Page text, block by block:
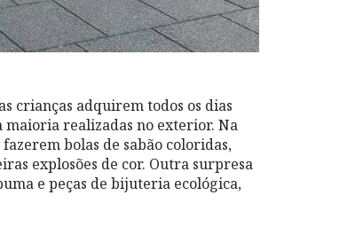
crianças adquirem todos os dias
maioria realizadas no exterior. Na
bolas de sabão coloridas,
explosões de cor. Outra surpresa
e peças de bijuteria ecológica,